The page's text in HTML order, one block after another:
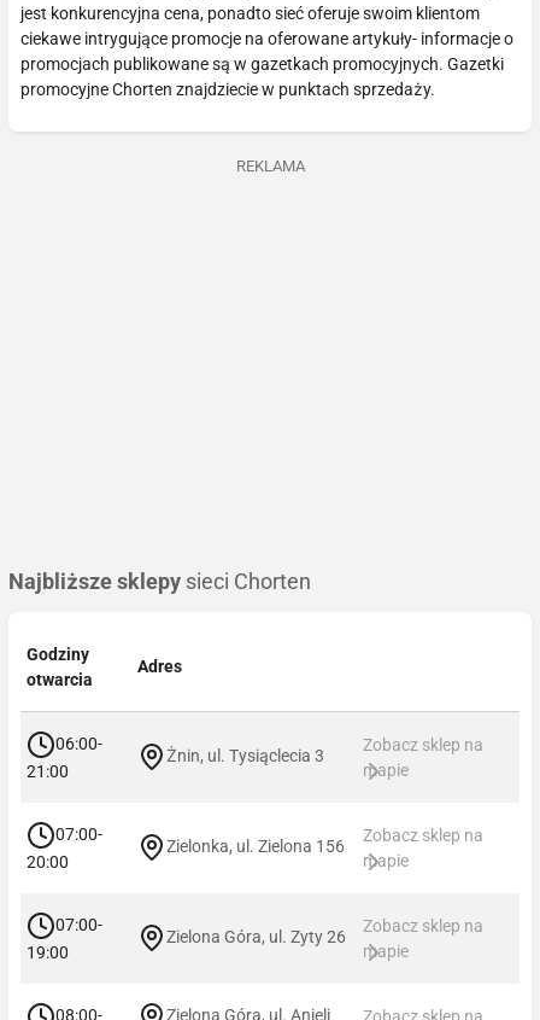
jest konkurencyjna cena, ponadto sieć oferuje swoim klientom
ciekawe intrygujące promocje na oferowane artykuły- informacje o
promocjach publikowane są w gazetkach promocyjnych. Gazetki
promocyjne Chorten znajdziecie w punktach sprzedaży.
REKLAMA
Najbliższe sklepy sieci Chorten
Godziny
otwarcia
Adres
06:00-
21:00
Żnin, ul. Tysiąclecia 3
Zobacz sklep na
mapie
07:00-
20:00
Zielonka, ul. Zielona 156
Zobacz sklep na
mapie
07:00-
19:00
Zielona Góra, ul. Zyty 26
Zobacz sklep na
mapie
08:00- Zielona Góra, ul. Anieli Zobacz sklep na